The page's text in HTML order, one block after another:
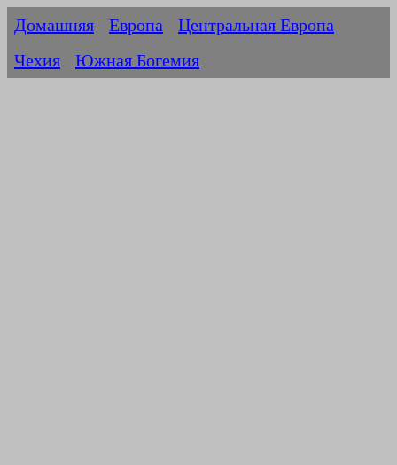
Домашняя Европа
Центральная Европа
Чехия
Южная Богемия